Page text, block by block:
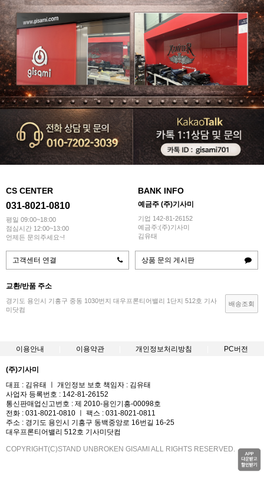
CS CENTER
031-8021-0810
평일 09:00~18:00
점심시간 12:00~13:00
언제든 문의주세요~!
BANK INFO
예금주 (주)기사미
기업 142-81-26152
예금주:(주)기사미
김유태
고객센터 연결 상품 문의 게시판
교환/반품 주소
경기도 용인시 기흥구 중동 1030번지 대우프론티어밸리 1단지 512호 기사
미닷컴
배송조회
이용안내 이용약관 개인정보처리방침 PC버전
(주)기사미
대표 : 김유태 ㅣ 개인정보 보호 책임자 : 김유태
사업자 등록번호 : 142-81-26152
통신판매업신고번호 : 제 2010-용인기흥-00098호
전화 : 031-8021-0810 ㅣ 팩스 : 031-8021-0811
주소 : 경기도 용인시 기흥구 동백중앙로 16번길 16-25
대우프론티어밸리 512호 기사미닷컴
COPYRIGHT(C)STAND UNBROKEN GISAMI ALL RIGHTS RESERVED.